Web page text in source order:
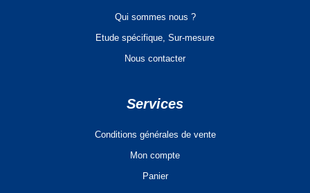
Qui sommes nous ?
Etude spécifique, Sur-mesure
Nous contacter
Services
Conditions générales de vente
Mon compte
Panier